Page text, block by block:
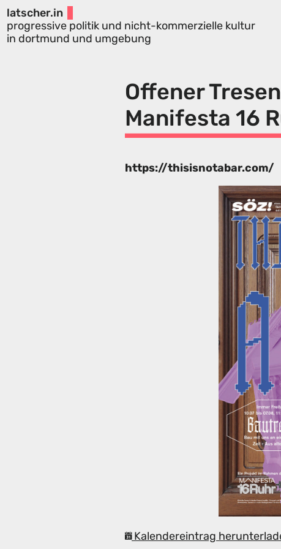
latscher.in
progressive politik und nicht-kommerzielle kultur
in dortmund und umgebung
Offener
Manifesta 16
https://thisisnotabar.com/
Kalendereintrag